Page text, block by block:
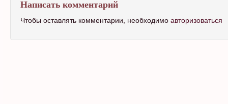
Написать комментарий
Чтобы оставлять комментарии, необходимо авторизоваться